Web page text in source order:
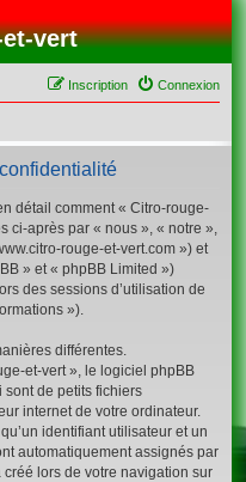
vert
Connexion
Inscription
détail comment « Citro-rouge-
ci-après par « nous », « notre »,
rouge-et-vert.com ») et
» et « phpBB Limited »)
des sessions d’utilisation de
»).
différentes.
et-vert », le logiciel phpBB
de petits fichiers
internet de votre ordinateur.
identifiant utilisateur et un
automatiquement assignés par
lors de votre navigation sur